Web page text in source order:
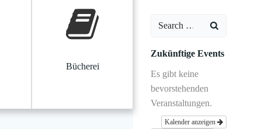
Bücherei
Search
Zukünftige Events
Es gibt keine
bevorstehenden
Veranstaltungen.
Kalender anzeigen